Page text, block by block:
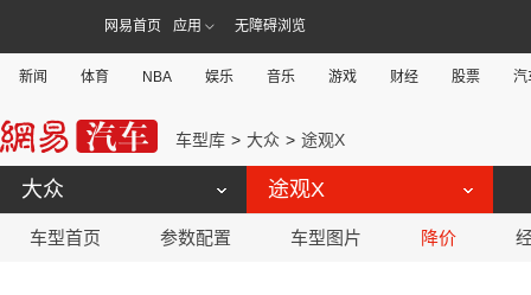
网易首页 应用 无障碍浏览
新闻 体育 NBA 娱乐 音乐 游戏 财经 股票 汽
车型库 大众 途观X
大众 途观X
车型首页 参数配置 车型图片 降价